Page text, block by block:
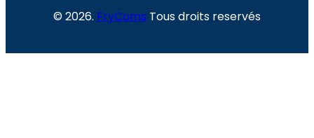
© 2026. FryComs Tous droits reservés